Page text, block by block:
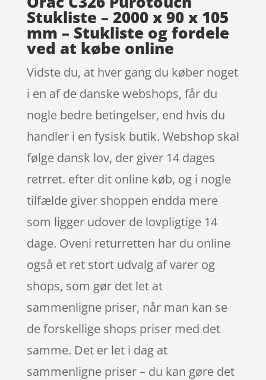
Stukliste – 2000 x 90 x 105
mm – Stukliste og fordele
ved at købe online
Vidste du, at hver gang du køber noget
i en af de danske webshops, får du
nogle bedre betingelser, end hvis du
handler i en fysisk butik. Webshop skal
følge dansk lov, der giver 14 dages
retrret. efter dit online køb, og i nogle
tilfælde giver shoppen endda mere
som ligger udover de lovpligtige 14
dage. Oveni returretten har du online
også et ret stort udvalg af varer og
shops, som gør det let at
sammenligne priser, når man kan se
de forskellige shops priser med det
samme. Det er let i dag at
sammenligne priser – du kan gøre det